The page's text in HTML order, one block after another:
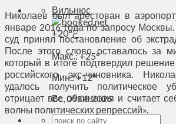
Вильнюс
+20°C
Макс.:+25°
Мин.:+12°
Вс, 09.08.2026
Николаев был арестован в
январе 2016 года по запросу
суд принял постановление об
После этого слово оставалось за
который в итоге подтвердил
российского экс-чиновника.
удалось получить политическое
отрицает все обвинения и считает
волны политических репрессий».